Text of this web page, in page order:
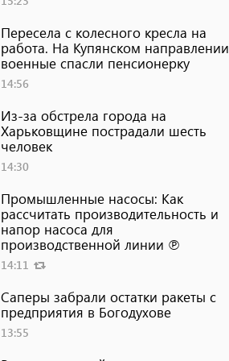
Пересела с колесного кресла на
работа. На Купянском направлении
военные спасли пенсионерку
14:56
Из-за обстрела города на
Харьковщине пострадали шесть
человек
14:30
Промышленные насосы: Как
рассчитать производительность и
напор насоса для
производственной линии ℗
14:11
Саперы забрали остатки ракеты с
предприятия в Богодухове
13:55